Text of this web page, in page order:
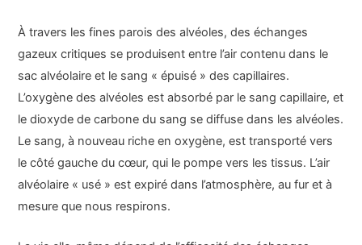
À travers les fines parois des alvéoles, des échanges
gazeux critiques se produisent entre l’air contenu dans le
sac alvéolaire et le sang « épuisé » des capillaires.
L’oxygène des alvéoles est absorbé par le sang capillaire, et
le dioxyde de carbone du sang se diffuse dans les alvéoles.
Le sang, à nouveau riche en oxygène, est transporté vers
le côté gauche du cœur, qui le pompe vers les tissus. L’air
alvéolaire « usé » est expiré dans l’atmosphère, au fur et à
mesure que nous respirons.